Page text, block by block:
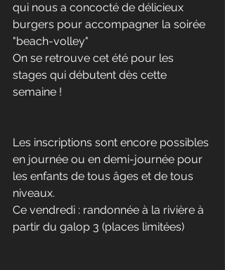
qui nous a concocté de délicieux
burgers pour accompagner la soirée
"beach-volley"
On se retrouve cet été pour les
stages qui débutent dès cette
semaine !
Les inscriptions sont encore possibles
en journée ou en demi-journée pour
les enfants de tous âges et de tous
niveaux.
Ce vendredi : randonnée à la rivière à
partir du galop 3 (places limitées)